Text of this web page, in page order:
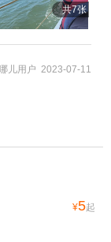
共7张
儿用户 2023-07-11
¥5起